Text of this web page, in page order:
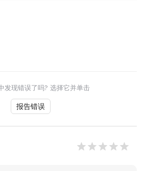
发现错误了吗? 选择它并单击
报告错误